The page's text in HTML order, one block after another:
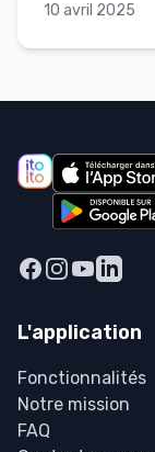
qui finit dans
coup, on te
va’a ! 2 personnes - Préparation : 15 min -
Cuisson : 12
10 avril 2025
L'application
Fonctionnalités
Notre mission
FAQ